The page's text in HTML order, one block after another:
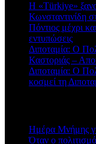
Η «Türkiye»
Κωνσταντινίδη
Πόντιος μέχρι
εντυπώσεις
Διποταμία: Ο
Καστοριάς –
Διποταμία: Ο
κοσμεί τη
Ημέρα Μνήμης
Όταν ο